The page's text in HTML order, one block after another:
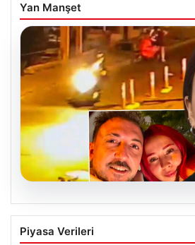
Yan Manşet
Nilda Müge Şahin
ayrıntı. “Gördük ama emin
Piyasa Verileri